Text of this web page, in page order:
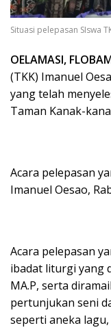
Situasi pelepasan SIswa
OELAMASI,
(TKK) Imanuel
yang telah
Taman Kanak-
Acara pelepasan
Imanuel Oesao,
Acara pelepasan
ibadat liturgi yang
MA.P, serta
pertunjukan seni
seperti aneka